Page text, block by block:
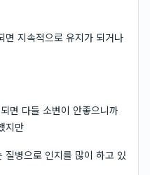
면 지속적으로 유지가 되거나
면 다들 소변이 안좋으니까
지만
질병으로 인지를 많이 하고 있